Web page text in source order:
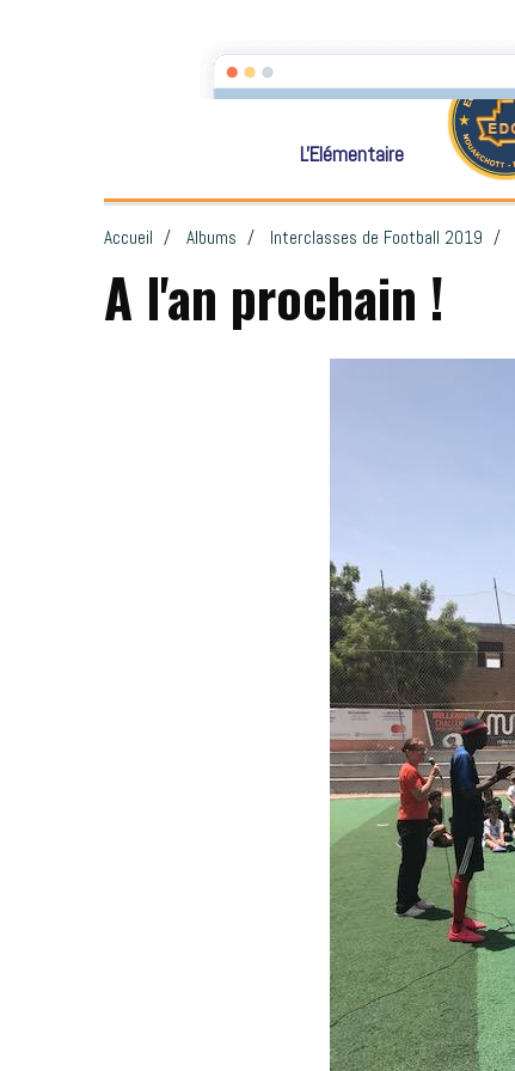
L'actualité à la Maternelle
L'Elémentaire
Accueil Albums Interclasses de Football 2019
A l'an prochain !